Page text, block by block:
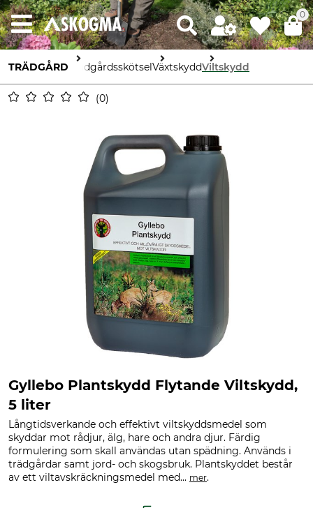
0
TRÄDGÅRD TrädgårdsskötselVäxtskyddViltskydd
0
Gyllebo Plantskydd Flytande Viltskydd,
5 liter
Långtidsverkande och effektivt viltskyddsmedel som
skyddar mot rådjur, älg, hare och andra djur. Färdig
formulering som skall användas utan spädning. Används i
trädgårdar samt jord- och skogsbruk. Plantskyddet består
av ett viltavskräckningsmedel med... mer.